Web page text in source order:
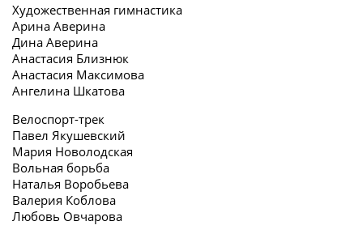
Художественная гимнастика
Арина Аверина
Дина Аверина
Анастасия Близнюк
Анастасия Максимова
Ангелина Шкатова
Велоспорт-трек
Павел Якушевский
Мария Новолодская
Вольная борьба
Наталья Воробьева
Валерия Коблова
Любовь Овчарова